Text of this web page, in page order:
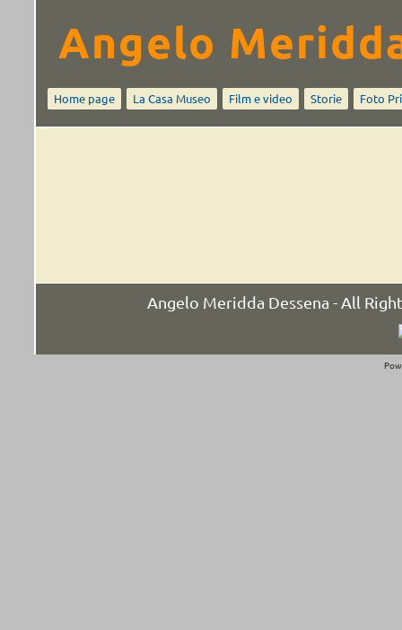
Angelo
Home page La Casa Museo Film e video Storie Foto
Angelo Meridda Dessena - All